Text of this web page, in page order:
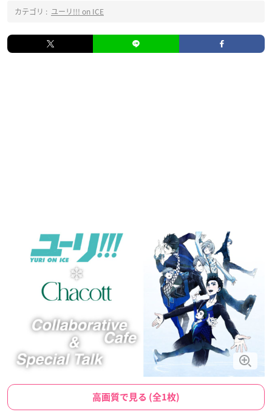
カテゴリ : ユーリ!!! on ICE
高画質で見る (全1枚)